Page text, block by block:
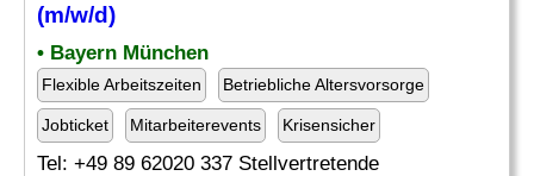
(m/w/d)
• Bayern München
Flexible Arbeitszeiten Betriebliche Altersvorsorge
Jobticket Mitarbeiterevents Krisensicher
Tel: +49 89 62020 337 Stellvertretende